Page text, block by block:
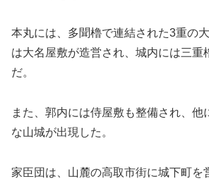
本丸には、多聞櫓で連結された3重の
は大名屋敷が造営され、城内には三重
だ。
また、郭内には侍屋敷も整備され、他
な山城が出現した。
家臣団は、山麓の高取市街に城下町を